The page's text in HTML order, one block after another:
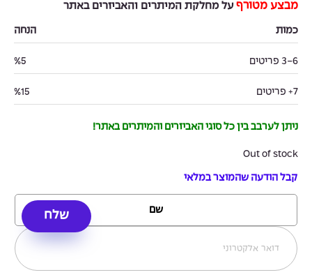
מבצע מטורף על מחלקת המיתרים והאביזרים באתר
כמות הנחה
3-6 פריטים %5
7+ פריטים %15
ניתן לערבב בין כל סוגי האביזרים והמיתרים באתר!
Out of stock
קבל הודעה שהמוצר במלאי